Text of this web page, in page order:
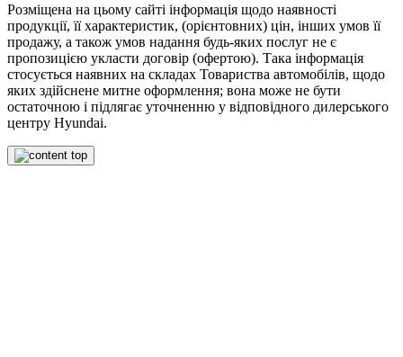
Розміщена на цьому сайті інформація щодо наявності
продукції, її характеристик, (орієнтовних) цін, інших умов її
продажу, а також умов надання будь-яких послуг не є
пропозицією укласти договір (офертою). Така інформація
стосується наявних на складах Товариства автомобілів, щодо
яких здійснене митне оформлення; вона може не бути
остаточною і підлягає уточненню у відповідного дилерського
центру Hyundai.